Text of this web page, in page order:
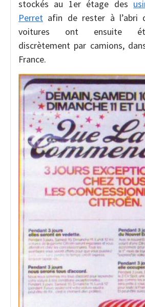
stockés au 1er étage des
Perret afin de rester à l’abri
voitures ont ensuite
discrètement par camions,
France.